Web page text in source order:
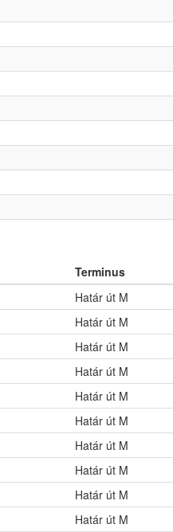
Terminus
Határ út M
Határ út M
Határ út M
Határ út M
Határ út M
Határ út M
Határ út M
Határ út M
Határ út M
Határ út M